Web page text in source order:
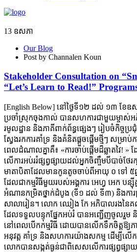
13 ឧសភា
Our Blog
Post by Channalen Koun
Stakeholder Consultation on
“Let’s Learn to Read!”
[English Below] នៅថ្ងៃទី១២ ដល់ ១៣ ខែឧស
ប្រចាំស្រុកចុងកាល់ បានសហការជាមួយម្ចាស់អ
រមូលដ្ឋាន និងភាគីពាក់ព័ន្ធផ្សេងៗ រៀបចំកិច្ច
ស្វែងរកការគាំទ្រ និងគំនិតផ្តួចផ្តើមថ្មីៗ សម្រាប់
ពេលដំណាលគ្នាគឺ៖ «ការចាប់ផ្ដើមដ៏ឆ្លាតវៃ! »
លើការអប់ររំផ្សព្វផ្សាយដល់អ្នកចិញ្ចឹមបីបាច់ថែរ
មាតាបិតាដែលមានកូនតូចចាប់ពីអាយុ ០ ទៅ ៥
ដែលជាកម្មវិធីមួយរបស់អង្គការ អេហ្វ អេក បន្ស៊ី
អំណានកម្រិតថ្នាក់ដំបូង (ទី១ ដល់ ទី៣) និងការ
សាលារៀន។ លោក ឈៀង កែ អភិបាលរងនៃ
ដែលទទួលបន្ទុកផ្នែកអប់រំ បានអញ្ជើញចូល
នៅពេលបើកកម្មវិធី ដោយបានលើកទឹកចិត្តឱ្យ
អនុវត្ត គាំទ្រ និងសហការយ៉ាងសកម្ម ដើម្បីលើ
លោកបានសង្កត់ធ្ងន់ជាពិសេសលើការផ្សព្វផ្សា